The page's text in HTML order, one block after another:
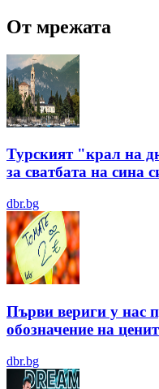
От мрежата
Турският "крал на
за сватбата на сина
dbr.bg
Първи вериги у нас
обозначение на
dbr.bg